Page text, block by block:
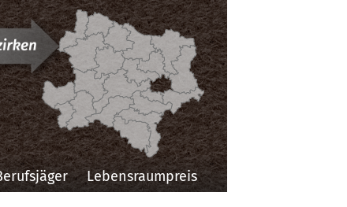
Lebensraumpreis